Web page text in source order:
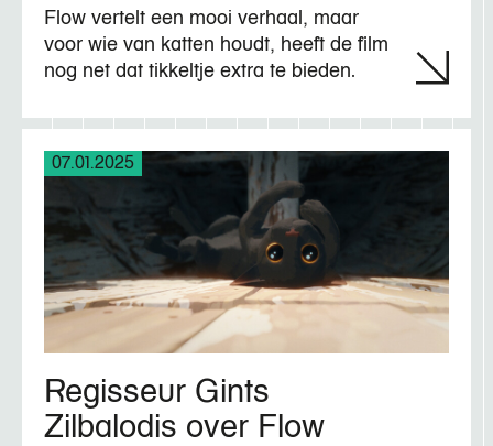
Flow vertelt een mooi verhaal, maar
voor wie van katten houdt, heeft de film
nog net dat tikkeltje extra te bieden.
07.01.2025
Regisseur Gints
Zilbalodis over Flow